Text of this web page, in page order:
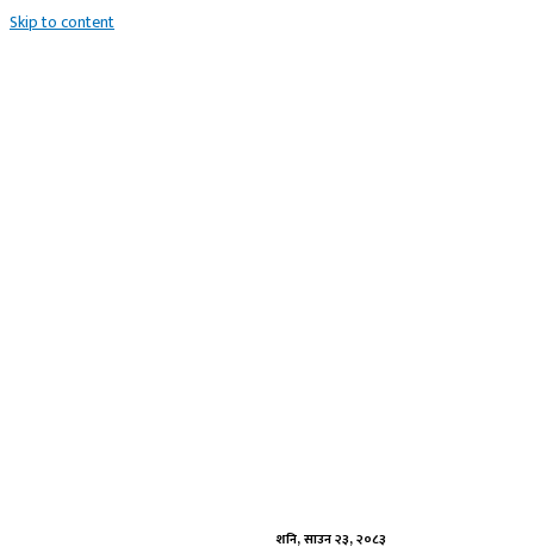
Skip to content
शनि, साउन २३, २०८३